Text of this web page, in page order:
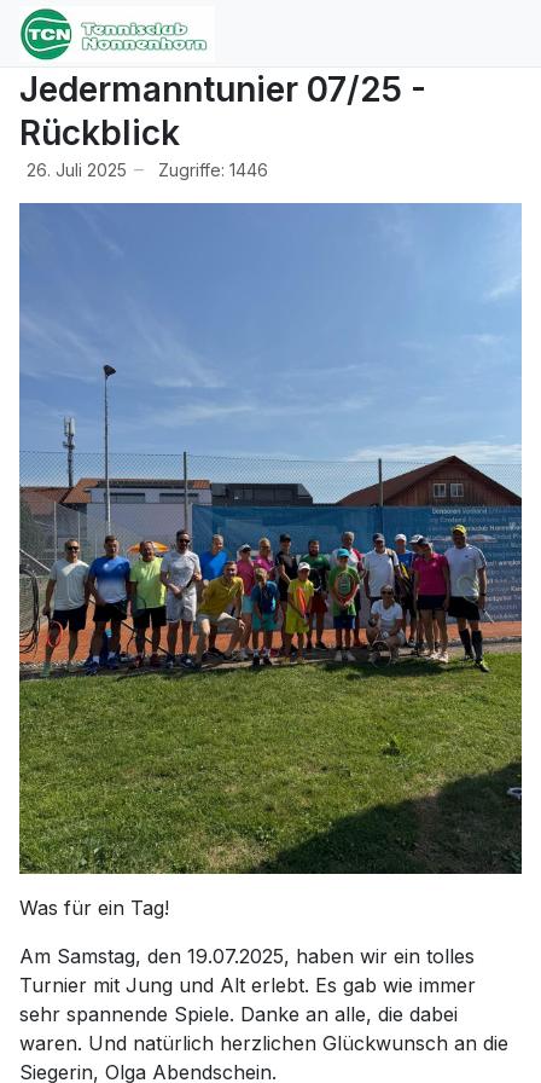
Jedermanntunier 07/25 -
Rückblick
26. Juli 2025 Zugriffe: 1446
Was für ein Tag!
Am Samstag, den 19.07.2025, haben wir ein tolles
Turnier mit Jung und Alt erlebt. Es gab wie immer
sehr spannende Spiele. Danke an alle, die dabei
waren. Und natürlich herzlichen Glückwunsch an die
Siegerin, Olga Abendschein.